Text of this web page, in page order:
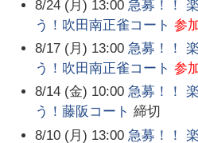
8/24 (月) 13:00 急募！！
う！吹田南正雀コート 参
8/17 (月) 13:00 急募！！
う！吹田南正雀コート 参
8/14 (金) 10:00 急募！！
う！藤阪コート 締切
8/10 (月) 13:00 急募！！